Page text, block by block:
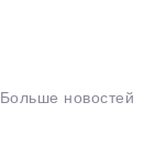
Больше новостей